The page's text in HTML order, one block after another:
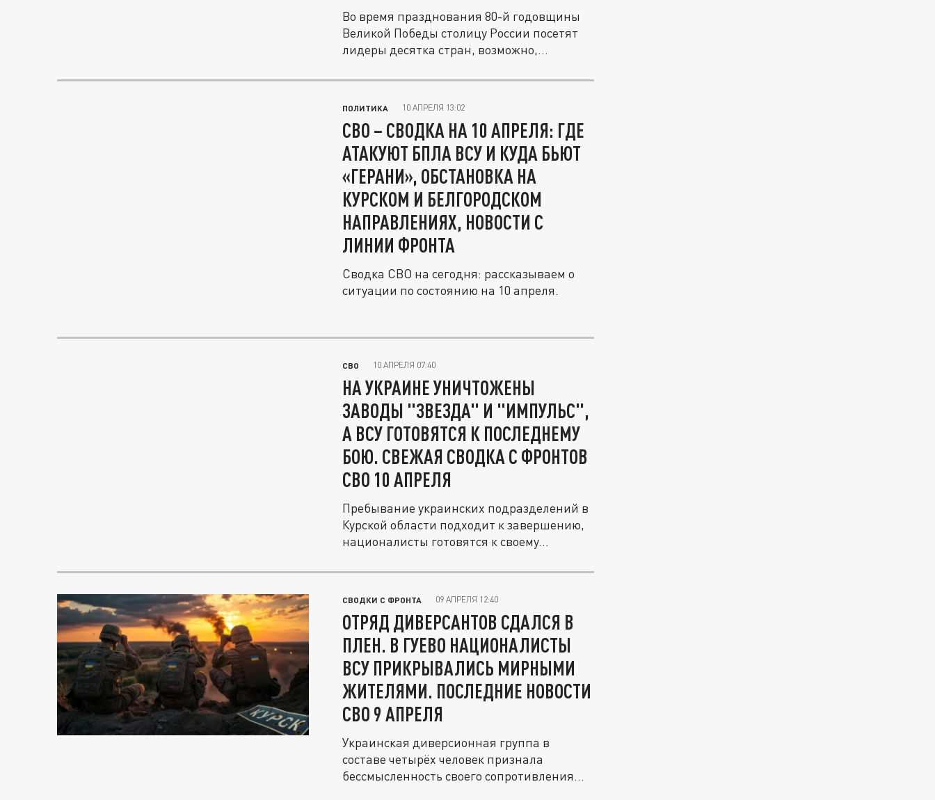
Во время празднования 80-й годовщины
Великой Победы столицу России посетят
лидеры десятка стран, возможно,...
ПОЛИТИКА 10 АПРЕЛЯ 13:02
СВО – СВОДКА НА 10 АПРЕЛЯ: ГДЕ
АТАКУЮТ БПЛА ВСУ И КУДА БЬЮТ
«ГЕРАНИ», ОБСТАНОВКА НА
КУРСКОМ И БЕЛГОРОДСКОМ
НАПРАВЛЕНИЯХ, НОВОСТИ С
ЛИНИИ ФРОНТА
Сводка СВО на сегодня: рассказываем о
ситуации по состоянию на 10 апреля.
СВО 10 АПРЕЛЯ 07:40
НА УКРАИНЕ УНИЧТОЖЕНЫ
ЗАВОДЫ "ЗВЕЗДА" И "ИМПУЛЬС",
А ВСУ ГОТОВЯТСЯ К ПОСЛЕДНЕМУ
БОЮ. СВЕЖАЯ СВОДКА С ФРОНТОВ
СВО 10 АПРЕЛЯ
Пребывание украинских подразделений в
Курской области подходит к завершению,
националисты готовятся к своему...
СВОДКИ С ФРОНТА 09 АПРЕЛЯ 12:40
ОТРЯД ДИВЕРСАНТОВ СДАЛСЯ В
ПЛЕН. В ГУЕВО НАЦИОНАЛИСТЫ
ВСУ ПРИКРЫВАЛИСЬ МИРНЫМИ
ЖИТЕЛЯМИ. ПОСЛЕДНИЕ НОВОСТИ
СВО 9 АПРЕЛЯ
Украинская диверсионная группа в
составе четырёх человек признала
бессмысленность своего сопротивления